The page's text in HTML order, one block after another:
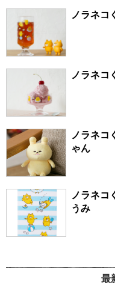
ノラネ
ゃん
ノラネ
うみ
最